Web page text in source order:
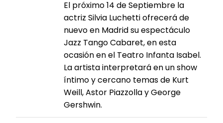
El próximo 14 de Septiembre la
actriz Silvia Luchetti ofrecerá de
nuevo en Madrid su espectáculo
Jazz Tango Cabaret, en esta
ocasión en el Teatro Infanta Isabel.
La artista interpretará en un show
íntimo y cercano temas de Kurt
Weill, Astor Piazzolla y George
Gershwin.